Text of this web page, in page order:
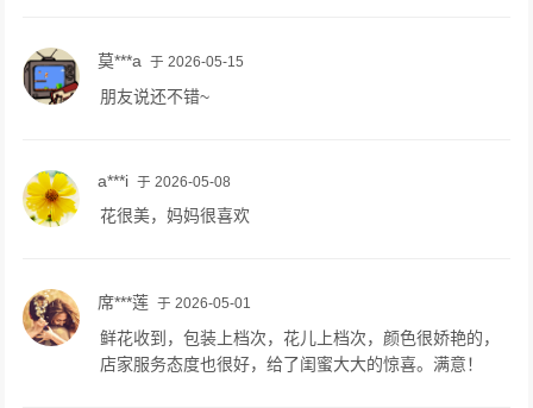
莫***a 于 2026-05-15
朋友说还不错~
a***i 于 2026-05-08
花很美，妈妈很喜欢
席***莲 于 2026-05-01
鲜花收到，包装上档次，花儿上档次，颜色很娇艳的，
店家服务态度也很好，给了闺蜜大大的惊喜。满意！